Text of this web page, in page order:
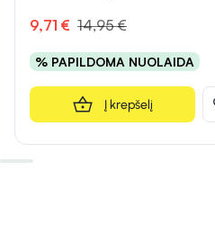
9,71 € 14,95 €
% PAPILDOMA NUOLAIDA
Į krepšelį